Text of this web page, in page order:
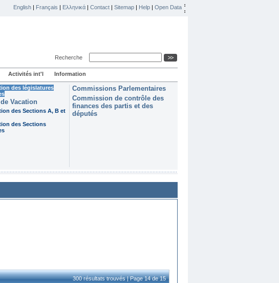
English | Français | Ελληνικά | Contact | Sitemap | Help | Open Data
Recherche
Activités int'l Information
des législatures
Vacation
des Sections A, B et
des Sections
Commissions Parlementaires
Commission de contrôle des
finances des partis et des
députés
300 résultats trouvés | Page 14 de 15